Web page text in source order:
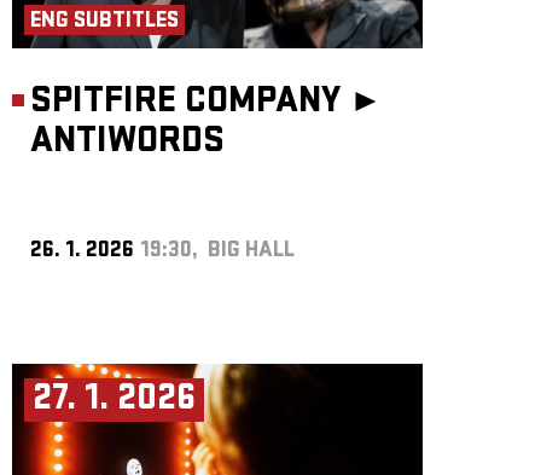
ENG SUBTITLES
SPITFIRE COMPANY ►
ANTIWORDS
26. 1. 2026 19:30, BIG HALL
27. 1. 2026